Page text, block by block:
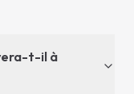
t-il à